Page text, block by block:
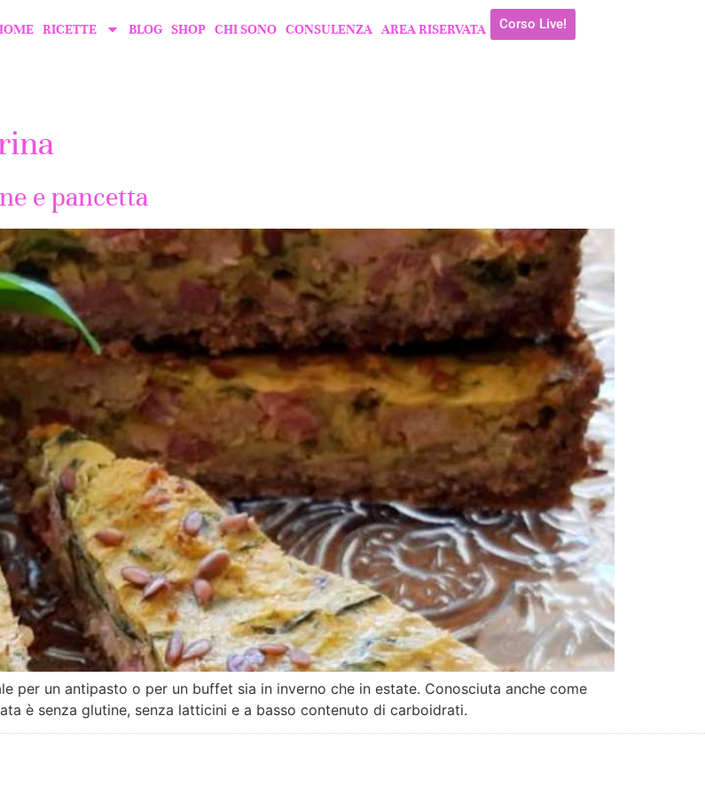
RICETTE BLOG SHOP CHI SONO CONSULENZA AREA RISERVATA Corso Live!
e pancetta
per un antipasto o per un buffet sia in inverno che in estate. Conosciuta anche come
è senza glutine, senza latticini e a basso contenuto di carboidrati.